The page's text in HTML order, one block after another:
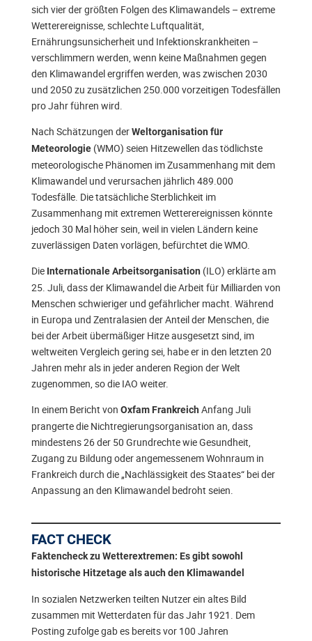
sich vier der größten Folgen des Klimawandels – extreme
Wetterereignisse, schlechte Luftqualität,
Ernährungsunsicherheit und Infektionskrankheiten –
verschlimmern werden, wenn keine Maßnahmen gegen
den Klimawandel ergriffen werden, was zwischen 2030
und 2050 zu zusätzlichen 250.000 vorzeitigen Todesfällen
pro Jahr führen wird.
Nach Schätzungen derWeltorganisation für
Meteorologie (WMO) seien Hitzewellen das tödlichste
meteorologische Phänomen im Zusammenhang mit dem
Klimawandel und verursachen jährlich 489.000
Todesfälle. Die tatsächliche Sterblichkeit im
Zusammenhang mit extremen Wetterereignissen könnte
jedoch 30 Mal höher sein, weil in vielen Ländern keine
zuverlässigen Daten vorlägen, befürchtet die WMO.
Die Internationale Arbeitsorganisation (ILO) erklärte am
25. Juli, dass der Klimawandel die Arbeit für Milliarden von
Menschen schwieriger und gefährlicher macht. Während
in Europa und Zentralasien der Anteil der Menschen, die
bei der Arbeit übermäßiger Hitze ausgesetzt sind, im
weltweiten Vergleich gering sei, habe er in den letzten 20
Jahren mehr als in jeder anderen Region der Welt
zugenommen, so die IAO weiter.
In einem Bericht von Oxfam Frankreich Anfang Juli
prangerte die Nichtregierungsorganisation an, dass
mindestens 26 der 50 Grundrechte wie Gesundheit,
Zugang zu Bildung oder angemessenem Wohnraum in
Frankreich durch die „Nachlässigkeit des Staates“ bei der
Anpassung an den Klimawandel bedroht seien.
FACT CHECK
Faktencheck zu Wetterextremen: Es gibt sowohl
historische Hitzetage als auch den Klimawandel
In sozialen Netzwerken teilten Nutzer ein altes Bild
zusammen mit Wetterdaten für das Jahr 1921. Dem
Posting zufolge gab es bereits vor 100 Jahren